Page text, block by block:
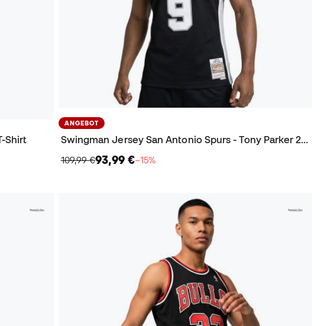
Shirt
ANGEBOT
Swingman Jersey San Antonio Spurs - Tony Parker 2001 Trikot
109,99 €93,99 €−15%